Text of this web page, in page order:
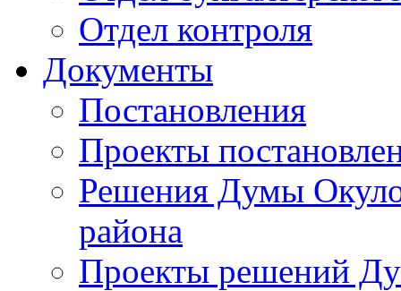
Отдел контроля
Документы
Постановления
Проекты
Решения Думы
района
Проекты решений